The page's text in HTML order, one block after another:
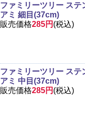
ファミリーツリー ステ
アミ 細目(37cm)
販売価格285円 (税込)
ファミリーツリー ステ
アミ 中目(37cm)
販売価格285円 (税込)